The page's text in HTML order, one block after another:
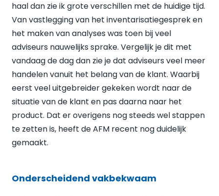
haal dan zie ik grote verschillen met de huidige tijd.
Van vastlegging van het inventarisatiegesprek en
het maken van analyses was toen bij veel
adviseurs nauwelijks sprake. Vergelijk je dit met
vandaag de dag dan zie je dat adviseurs veel meer
handelen vanuit het belang van de klant. Waarbij
eerst veel uitgebreider gekeken wordt naar de
situatie van de klant en pas daarna naar het
product. Dat er overigens nog steeds wel stappen
te zetten is, heeft de AFM recent nog duidelijk
gemaakt.
Onderscheidend vakbekwaam